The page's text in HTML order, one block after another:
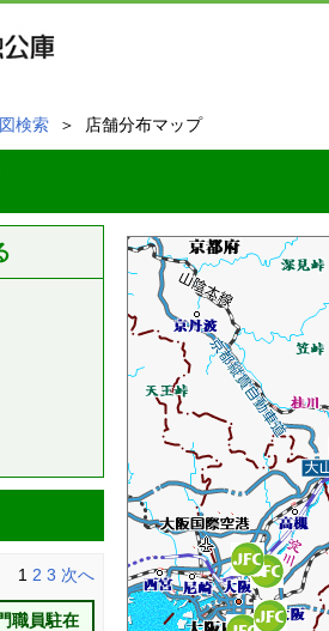
検索 ＞ 店舗分布マップ
1 2 3 次へ
職員駐在